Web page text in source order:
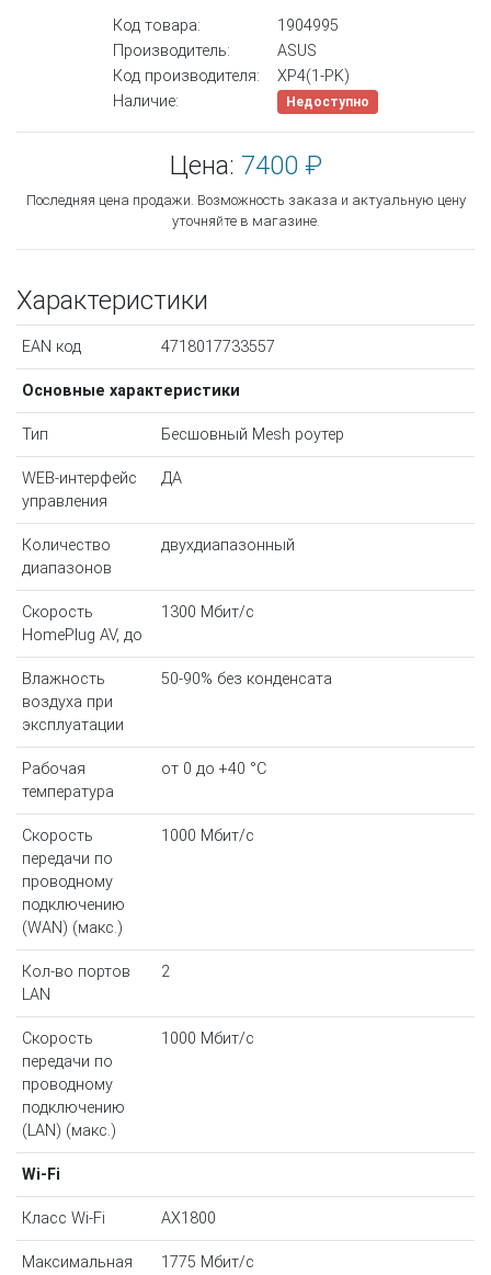
Код товара:
1904995
Производитель:
ASUS
Код производителя:
XP4(1-PK)
Наличие:
Недоступно
Цена: 7400 ₽
Последняя цена продажи. Возможность заказа и актуальную цену
уточняйте в магазине.
Характеристики
EAN код 4718017733557
Основные характеристики
Тип Бесшовный Mesh роутер
WEB-интерфейс
управления
ДА
Количество
диапазонов
двухдиапазонный
Скорость
HomePlug AV, до
1300 Мбит/с
Влажность
воздуха при
эксплуатации
50-90% без конденсата
Рабочая
температура
от 0 до +40 °С
Скорость
передачи по
проводному
подключению
(WAN) (макс.)
1000 Мбит/с
Кол-во портов
LAN
2
Скорость
передачи по
проводному
подключению
(LAN) (макс.)
1000 Мбит/с
Wi-Fi
Класс Wi-Fi AX1800
Максимальная
1775 Мбит/с